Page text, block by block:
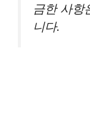
금한 사항
니다.